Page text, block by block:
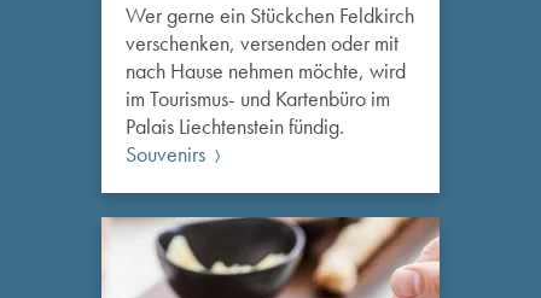
Wer gerne ein Stückchen Feldkirch
verschenken, versenden oder mit
nach Hause nehmen möchte, wird
im Tourismus- und Kartenbüro im
Palais Liechtenstein fündig.
Souvenirs